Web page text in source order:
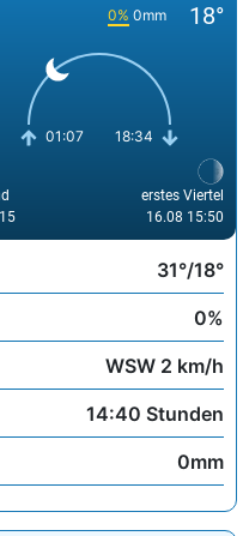
0% 0mm 18°
01:07 18:34
erstes Viertel
16.08 15:50
31°/18°
0%
WSW 2 km/h
14:40 Stunden
0mm